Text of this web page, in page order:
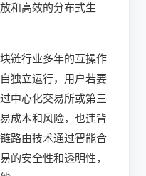
和高效的分布式生
链行业多年的互操作
独立运行，用户若要
中心化交易所或第三
成本和风险，也违背
路由技术通过智能合
的安全性和透明性，